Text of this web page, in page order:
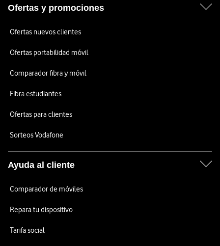
Ofertas y promociones
Ofertas nuevos clientes
Ofertas portabilidad móvil
Comparador fibra y móvil
Fibra estudiantes
Ofertas para clientes
Sorteos Vodafone
Ayuda al cliente
Comparador de móviles
Repara tu dispositivo
Tarifa social